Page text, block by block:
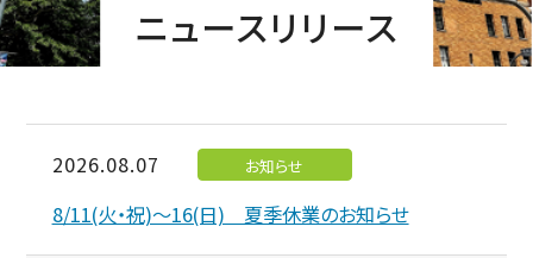
ニュースリリース
2026.08.07 お知らせ
8/11(火・祝)～16(日) 夏季休業のお知らせ